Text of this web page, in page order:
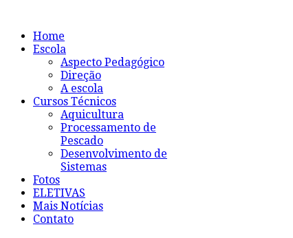
Home
Escola
Aspecto Pedagógico
Direção
A escola
Cursos Técnicos
Aquicultura
Processamento de
Pescado
Desenvolvimento de
Sistemas
Fotos
ELETIVAS
Mais Notícias
Contato